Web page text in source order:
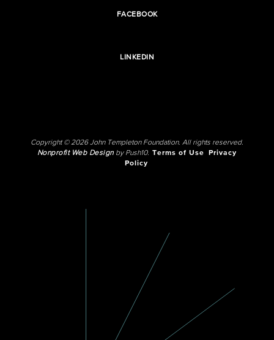
FACEBOOK
LINKEDIN
Copyright © 2026 John Templeton Foundation. All rights reserved.
Nonprofit Web Designby Push10. Terms of Use
Privacy
Policy